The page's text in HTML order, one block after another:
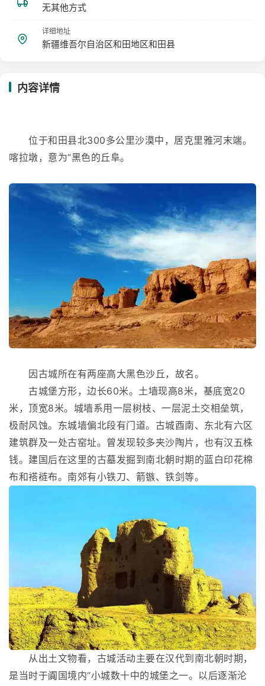
无其他方式
详细地址
新疆维吾尔自治区和田地区和田县
内容详情
位于和田县北300多公里沙漠中，居克里雅河末端。
喀拉墩，意为“黑色的丘阜。
因古城所在有两座高大黑色沙丘，故名。
古城堡方形，边长60米。土墙现高8米，基底宽20
米，顶宽8米。城墙系用一层树枝、一层泥土交相垒筑，
极耐风蚀。东城墙偏北段有门道。古城酉南、东北有六区
建筑群及一处古窑址。曾发现较多夹沙陶片，也有汉五株
钱。建国后在这里的古墓发掘到南北朝时期的蓝白印花棉
布和褡裢布。南郊有小铁刀、箭镞、铁剑等。
从出土文物看，古城活动主要在汉代到南北朝时期，
是当时于阗国境内“小城数十中的城堡之一。以后逐渐沦